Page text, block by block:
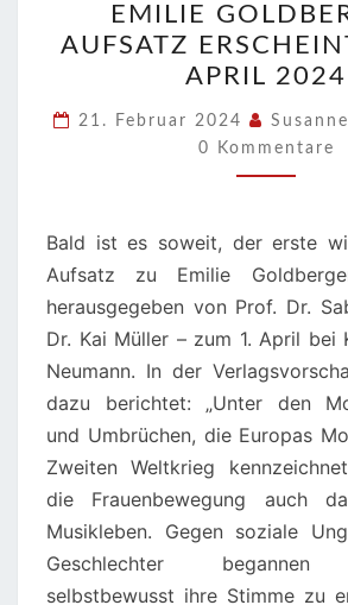
ZUM
1.
APRIL
EMILIE
AUFSATZ
APRIL 2024
21. Februar 2024
0 Kommentare
Bald ist es soweit, der erste
Aufsatz zu Emilie
herausgegeben von Prof. Dr.
Dr. Kai Müller – zum 1. April bei
Neumann. In der
dazu berichtet: „Unter den
und Umbrüchen, die Europas
Zweiten Weltkrieg
die Frauenbewegung auch
Musikleben. Gegen soziale
Geschlechter begannen
selbstbewusst ihre Stimme zu